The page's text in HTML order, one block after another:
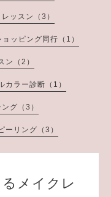
ッスン（3）
ョッピング同行（1）
ン（2）
カラー診断（1）
グ（3）
リング（3）
メイクレ